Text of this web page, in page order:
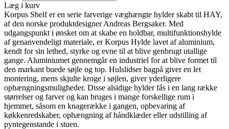
Læg i kurv
Korpus Shelf er en serie farverige væghængte hylder skabt til HAY,
af den norske produktdesigner Andreas Bergsaker. Med
udgangspunkt i ønsket om at skabe en holdbar, multifunktionshylde
af genanvendeligt materiale, er Korpus Hylde lavet af aluminium,
kendt for sin lethed, styrke og evne til at blive genbrugt utallige
gange. Aluminiumet gennemgår en industriel for at blive formet til
den markant buede søjle og top. Hulslidser bagpå giver en let
montering, mens skjulte kroge i søjlen, giver yderligere
ophængningsmuligheder. Disse alsidige hylder fås i en lang række
størrelser og farver og kan bruges i mange forskellige rum i
hjemmet, såsom en knagerække i gangen, opbevaring af
køkkenredskaber, ophængning af håndklæder eller udstilling af
pyntegenstande i stuen.